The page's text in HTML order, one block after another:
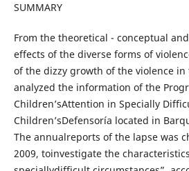
SUMMARY
From the theoretical - conceptual
effects of the diverse forms of
of the dizzy growth of the violence
analyzed the information of the
Children’sAttention in Specially
Children’sDefensoría located in
The annualreports of the lapse was
2009, toinvestigate the